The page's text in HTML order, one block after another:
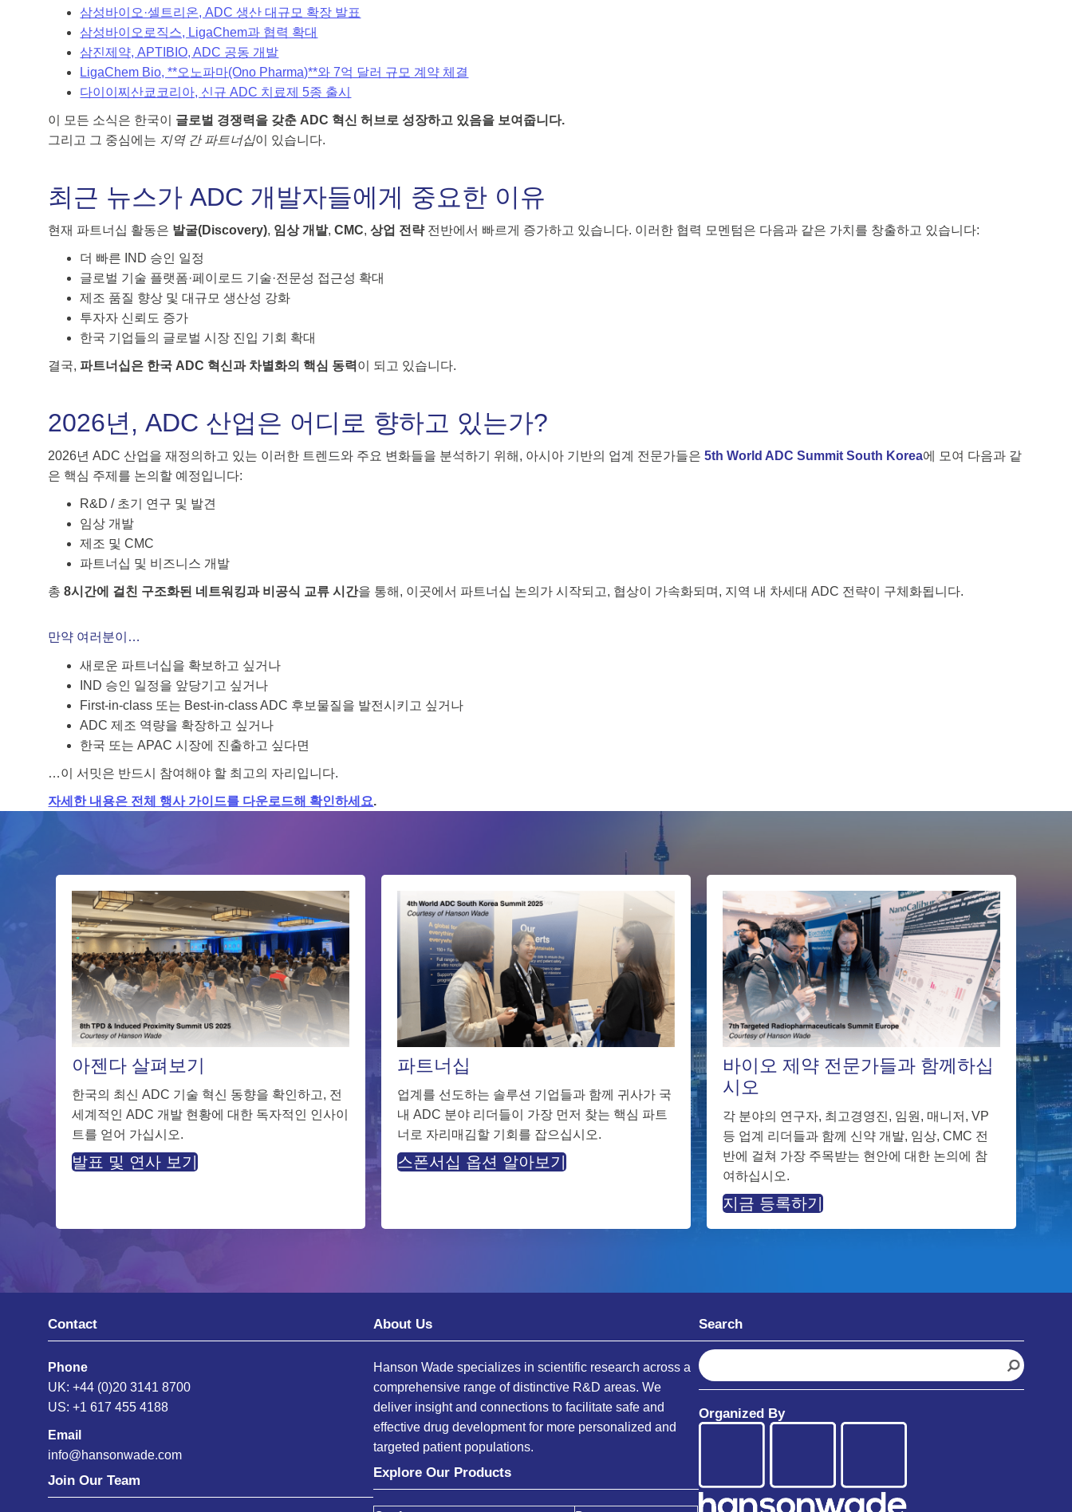
삼성바이오·셀트리온, ADC 생산 대규모 확장 발표
삼성바이오로직스, LigaChem과 협력 확대
삼진제약, APTIBIO, ADC 공동 개발
LigaChem Bio, **오노파마(Ono Pharma)**와 7억 달러 규모 계약 체결
다이이찌산쿄코리아, 신규 ADC 치료제 5종 출시
이 모든 소식은 한국이 글로벌 경쟁력을 갖춘 ADC 혁신 허브로 성장하고 있음을 보여줍니다.
그리고 그 중심에는 지역 간 파트너십이 있습니다.
최근 뉴스가 ADC 개발자들에게 중요한 이유
현재 파트너십 활동은 발굴(Discovery), 임상 개발,CMC,상업 전략전반에서 빠르게 증가하고 있습니다. 이러한 협력 모멘텀은 다음과 같은 가치를 창출하고 있습니다:
더 빠른 IND 승인 일정
글로벌 기술 플랫폼·페이로드 기술·전문성 접근성 확대
제조 품질 향상 및 대규모 생산성 강화
투자자 신뢰도 증가
한국 기업들의 글로벌 시장 진입 기회 확대
결국,파트너십은 한국 ADC 혁신과 차별화의 핵심 동력 이 되고 있습니다.
2026년, ADC 산업은 어디로 향하고 있는가?
2026년 ADC 산업을 재정의하고 있는 이러한 트렌드와 주요 변화들을 분석하기 위해, 아시아 기반의 업계 전문가들은5th World ADC Summit South Korea에 모여 다음과 같
은 핵심 주제를 논의할 예정입니다:
R&D / 초기 연구 및 발견
임상 개발
제조 및 CMC
파트너십 및 비즈니스 개발
총8시간에 걸친 구조화된 네트워킹과 비공식 교류 시간을 통해, 이곳에서 파트너십 논의가 시작되고, 협상이 가속화되며, 지역 내 차세대 ADC 전략이 구체화됩니다.
만약 여러분이…
새로운 파트너십을 확보하고 싶거나
IND 승인 일정을 앞당기고 싶거나
First‑in‑class 또는 Best‑in‑class ADC 후보물질을 발전시키고 싶거나
ADC 제조 역량을 확장하고 싶거나
한국 또는 APAC 시장에 진출하고 싶다면
…이 서밋은 반드시 참여해야 할 최고의 자리입니다.
자세한 내용은 전체 행사 가이드를 다운로드해 확인하세요.
아젠다 살펴보기
한국의 최신 ADC 기술 혁신 동향을 확인하고, 전
세계적인 ADC 개발 현황에 대한 독자적인 인사이
트를 얻어 가십시오.
발표 및 연사 보기
파트너십
업계를 선도하는 솔루션 기업들과 함께 귀사가 국
내 ADC 분야 리더들이 가장 먼저 찾는 핵심 파트
너로 자리매김할 기회를 잡으십시오.
스폰서십 옵션 알아보기
바이오 제약 전문가들과 함께하십
시오
각 분야의 연구자, 최고경영진, 임원, 매니저, VP
등 업계 리더들과 함께 신약 개발, 임상, CMC 전
반에 걸쳐 가장 주목받는 현안에 대한 논의에 참
여하십시오.
지금 등록하기
Contact
Phone
UK: +44 (0)20 3141 8700
US: +1 617 455 4188
Email
info@hansonwade.com
Join Our Team
About Us
Hanson Wade specializes in scientific research across a
comprehensive range of distinctive R&D areas. We
deliver insight and connections to facilitate safe and
effective drug development for more personalized and
targeted patient populations.
Explore Our Products
Search
S
e
r
Organized By